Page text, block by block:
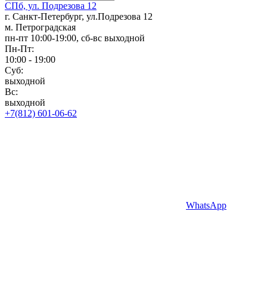
СПб, ул. Подрезова 12
г. Санкт-Петербург, ул.Подрезова 12
м. Петроградская
пн-пт 10:00-19:00, сб-вс выходной
Пн-Пт:
10:00 - 19:00
Суб:
выходной
Вс:
выходной
+7(812) 601-06-62
WhatsApp